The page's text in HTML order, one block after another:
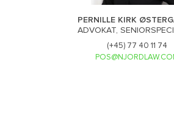
PERNILLE KIRK
ADVOKAT,
(+45) 77 40 11 74